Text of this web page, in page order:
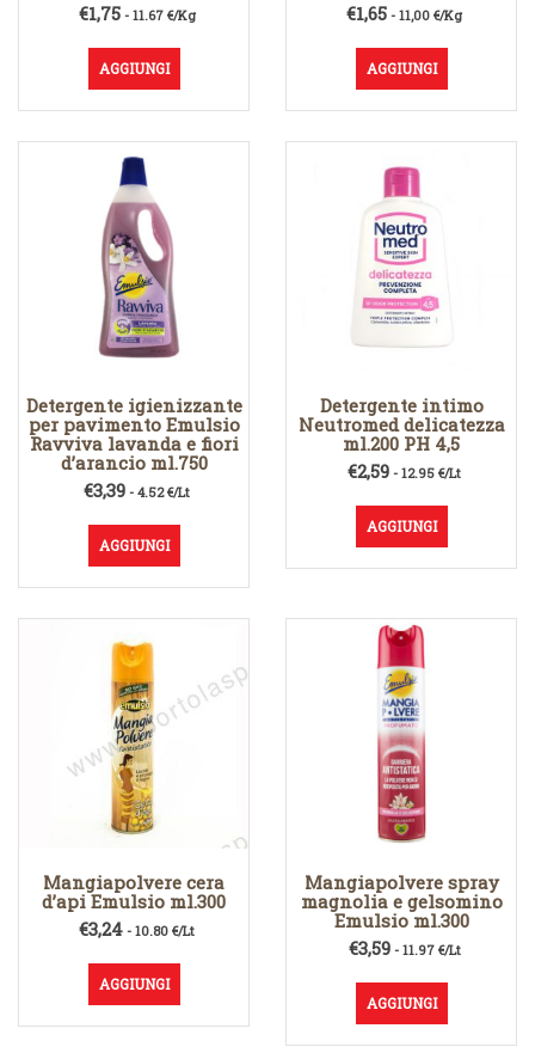
€1,75- 11.67 €/Kg
AGGIUNGI
€1,65 - 11,00 €/Kg
AGGIUNGI
Detergente igienizzante
per pavimento Emulsio
Ravviva lavanda e fiori
d’arancio ml.750
€3,39 - 4.52 €/Lt
AGGIUNGI
Detergente intimo
Neutromed delicatezza
ml.200 PH 4,5
€2,59 - 12.95 €/Lt
AGGIUNGI
Mangiapolvere cera
d’api Emulsio ml.300
€3,24 - 10.80 €/Lt
AGGIUNGI
Mangiapolvere spray
magnolia e gelsomino
Emulsio ml.300
€3,59- 11.97 €/Lt
AGGIUNGI